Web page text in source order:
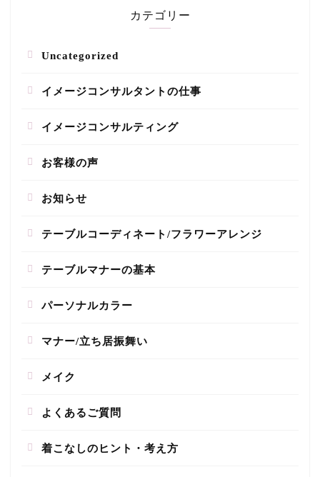
カテゴリー
Uncategorized
イメージコンサルタントの仕事
イメージコンサルティング
お客様の声
お知らせ
テーブルコーディネート/フラワーアレンジ
テーブルマナーの基本
パーソナルカラー
マナー/立ち居振舞い
メイク
よくあるご質問
着こなしのヒント・考え方